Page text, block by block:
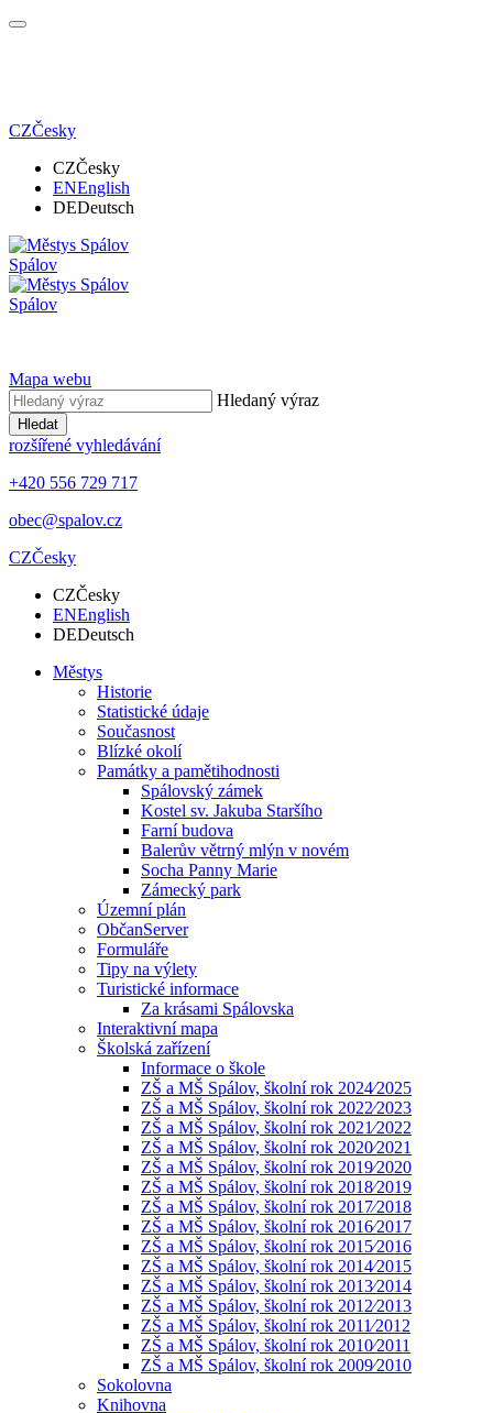
CZČesky
CZČesky
ENEnglish
DEDeutsch
Spálov
Spálov
Mapa webu
Hledaný výraz
Hledat
rozšířené vyhledávání
+420 556 729 717
obec@spalov.cz
CZČesky
CZČesky
ENEnglish
DEDeutsch
Městys
Historie
Statistické údaje
Současnost
Blízké okolí
Památky a pamětihodnosti
Spálovský zámek
Kostel sv. Jakuba Staršího
Farní budova
Balerův větrný mlýn v novém
Socha Panny Marie
Zámecký park
Územní plán
ObčanServer
Formuláře
Tipy na výlety
Turistické informace
Za krásami Spálovska
Interaktivní mapa
Školská zařízení
Informace o škole
ZŠ a MŠ Spálov, školní rok 2024⁄2025
ZŠ a MŠ Spálov, školní rok 2022⁄2023
ZŠ a MŠ Spálov, školní rok 2021⁄2022
ZŠ a MŠ Spálov, školní rok 2020⁄2021
ZŠ a MŠ Spálov, školní rok 2019⁄2020
ZŠ a MŠ Spálov, školní rok 2018⁄2019
ZŠ a MŠ Spálov, školní rok 2017⁄2018
ZŠ a MŠ Spálov, školní rok 2016⁄2017
ZŠ a MŠ Spálov, školní rok 2015⁄2016
ZŠ a MŠ Spálov, školní rok 2014⁄2015
ZŠ a MŠ Spálov, školní rok 2013⁄2014
ZŠ a MŠ Spálov, školní rok 2012⁄2013
ZŠ a MŠ Spálov, školní rok 2011⁄2012
ZŠ a MŠ Spálov, školní rok 2010⁄2011
ZŠ a MŠ Spálov, školní rok 2009⁄2010
Sokolovna
Knihovna